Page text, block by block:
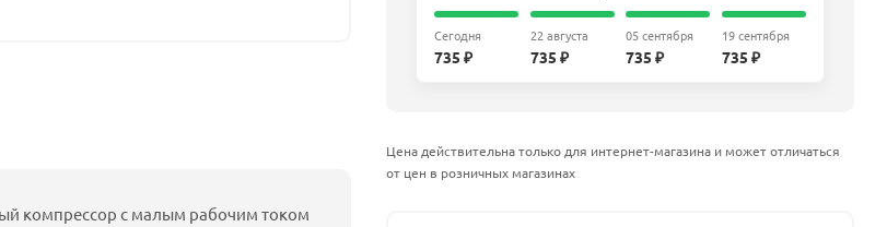
компрессор с малым рабочим током
Сегодня
735 ₽
22 августа
735 ₽
05 сентября
735 ₽
19 сентября
735 ₽
Цена действительна только для интернет-магазина и может отличаться
от цен в розничных магазинах